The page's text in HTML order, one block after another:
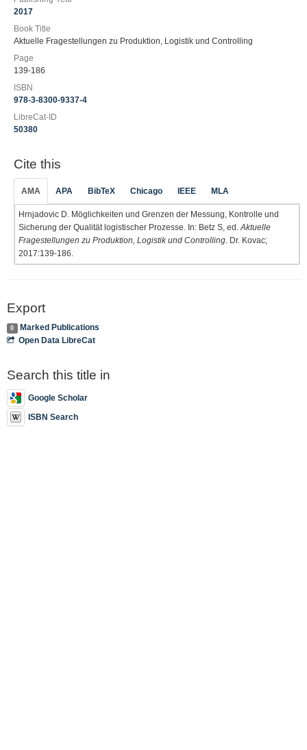
2017
Book Title
Aktuelle Fragestellungen zu Produktion, Logistik und Controlling
Page
139-186
ISBN
978-3-8300-9337-4
LibreCat-ID
50380
Cite this
AMA APA BibTeX Chicago IEEE MLA
Hrnjadovic D. Möglichkeiten und Grenzen der Messung, Kontrolle und
Sicherung der Qualität logistischer Prozesse. In: Betz S, ed. Aktuelle
Fragestellungen zu Produktion, Logistik und Controlling . Dr. Kovac;
2017:139-186.
Export
0
Marked Publications
Open Data LibreCat
Search this title in
Google Scholar
ISBN Search